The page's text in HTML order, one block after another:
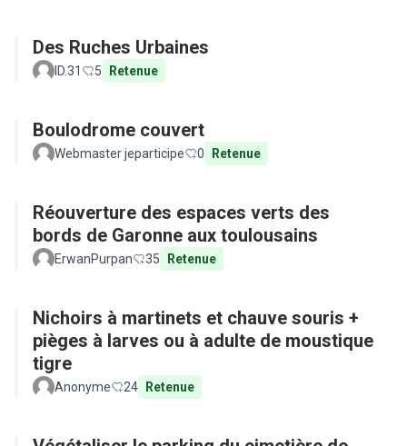
Des Ruches Urbaines
ID.31 5 Retenue
Boulodrome couvert
Webmaster jeparticipe 0 Retenue
Réouverture des espaces verts des
bords de Garonne aux toulousains
ErwanPurpan 35 Retenue
Nichoirs à martinets et chauve souris +
pièges à larves ou à adulte de moustique
tigre
Anonyme 24 Retenue